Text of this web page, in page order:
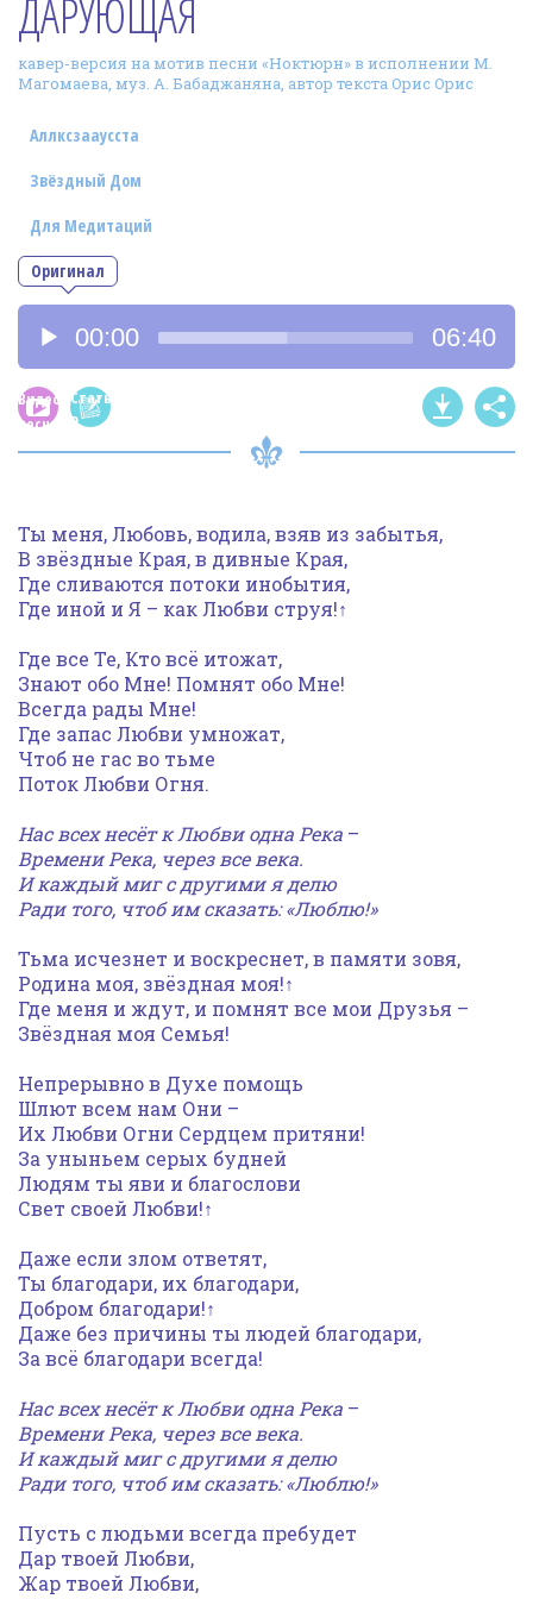
Фотогалерея
In English
Видео
Ииссиидиология
Номера песен
ДАРУЮЩАЯ
кавер-версия на мотив песни «Ноктюрн» в исполнении М.
Магомаева, муз. А. Бабаджаняна, автор текста Орис Орис
Аллксзааусста
Звёздный Дом
Для Медитаций
Оригинал
Аудиоплеер
00:00 06:40
Видео
песни
Статья
о
Ты меня, Любовь, водила, взяв из забытья,
В звёздные Края, в дивные Края,
Где сливаются потоки инобытия,
Где иной и Я – как Любви струя!↑
Где все Те, Кто всё итожат,
Знают обо Мне! Помнят обо Мне!
Всегда рады Мне!
Где запас Любви умножат,
Чтоб не гас во тьме
Поток Любви Огня.
Нас всех несёт к Любви одна Река –
Времени Река, через все века.
И каждый миг с другими я делю
Ради того, чтоб им сказать: «Люблю!»
Тьма исчезнет и воскреснет, в памяти зовя,
Родина моя, звёздная моя!↑
Где меня и ждут, и помнят все мои Друзья –
Звёздная моя Семья!
Непрерывно в Духе помощь
Шлют всем нам Они –
Их Любви Огни Сердцем притяни!
За уныньем серых будней
Людям ты яви и благослови
Свет своей Любви!↑
Даже если злом ответят,
Ты благодари, их благодари,
Добром благодари!↑
Даже без причины ты людей благодари,
За всё благодари всегда!
Нас всех несёт к Любви одна Река –
Времени Река, через все века.
И каждый миг с другими я делю
Ради того, чтоб им сказать: «Люблю!»
Пусть с людьми всегда пребудет
Дар твоей Любви,
Жар твоей Любви,